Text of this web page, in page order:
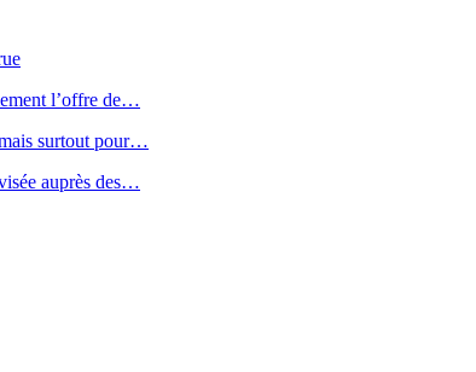
l’offre de…
surtout pour…
auprès des…